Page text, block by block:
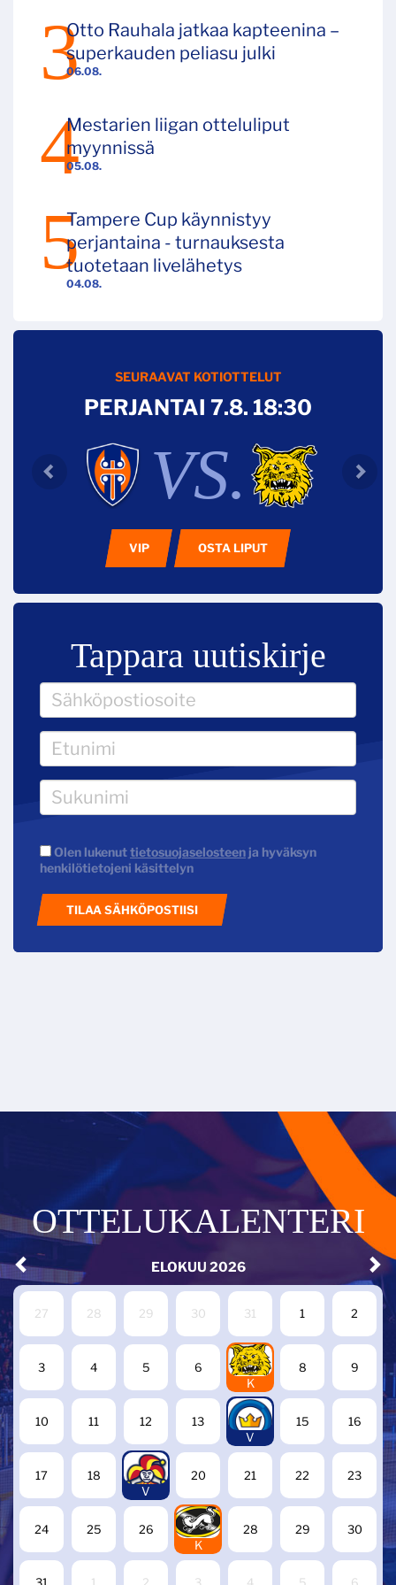
06.08.
Otto Rauhala jatkaa kapteenina –
superkauden peliasu julki
05.08.
Mestarien liigan otteluliput
myynnissä
04.08.
Tampere Cup käynnistyy
perjantaina - turnauksesta
tuotetaan livelähetys
SEURAAVAT KOTIOTTELUT
PERJANTAI 7.8. 18:30
VS.
VIP OSTA LIPUT
Tappara uutiskirje
Olen lukenuttietosuojaselosteen ja hyväksyn
henkilötietojeni käsittelyn
TILAA SÄHKÖPOSTIISI
OTTELUKALENTERI
ELOKUU 2026
27 28 29 30 31 1 2
3 4 5 6
7
K
8 9
10 11 12 13
14
V
15 16
17 18
19
V
20 21 22 23
24 25 26
27
K
28 29 30